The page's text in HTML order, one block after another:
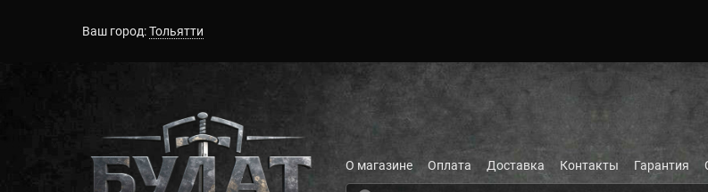
Ваш город:Тольятти
О магазине Оплата Доставка Контакты Гарантия